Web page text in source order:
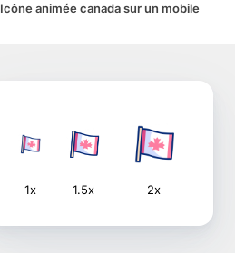
Icône animée canada sur un mobile
1x 1.5x 2x